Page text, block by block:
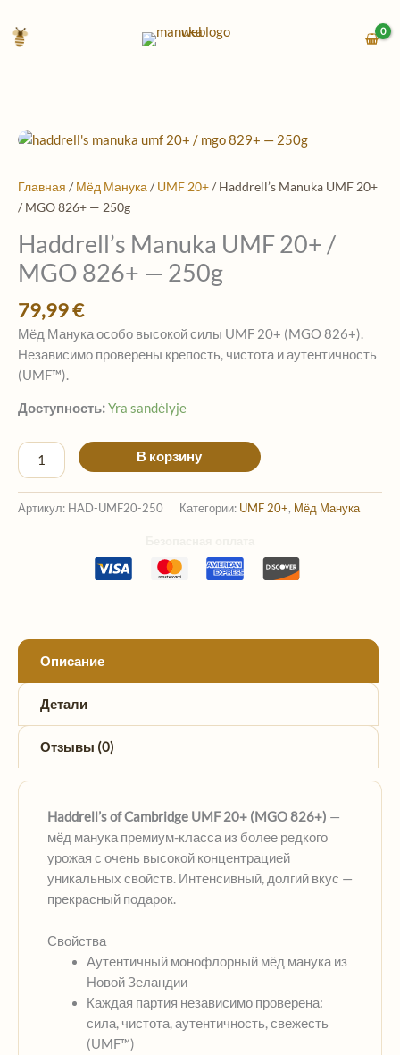
содержимому
Главная / Мёд Манука / UMF 20+/ Haddrell’s Manuka UMF 20+
/ MGO 826+ — 250g
Haddrell’s Manuka UMF 20+ /
MGO 826+ — 250g
79,99€
Мёд Манука особо высокой силы UMF 20+ (MGO 826+).
Независимо проверены крепость, чистота и аутентичность
(UMF™).
Доступность:Yra sandėlyje
Количество
Haddrell's
Manuka
20+
/
MGO
826+
250g
В корзину
Артикул: HAD-UMF20-250 Категории: UMF 20+, Мёд Манука
Описание
Детали
Отзывы (0)
Haddrell’s of Cambridge UMF 20+ (MGO 826+) —
мёд манука премиум-класса из более редкого
урожая с очень высокой концентрацией
уникальных свойств. Интенсивный, долгий вкус —
прекрасный подарок.
Свойства
Аутентичный монофлорный мёд манука из
Новой Зеландии
Каждая партия независимо проверена:
сила, чистота, аутентичность, свежесть
(UMF™)